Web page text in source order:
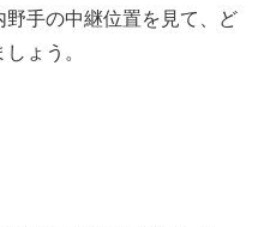
手の中継位置を見て、ど
ょう。